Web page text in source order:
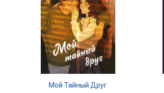
Мой Тайный Друг